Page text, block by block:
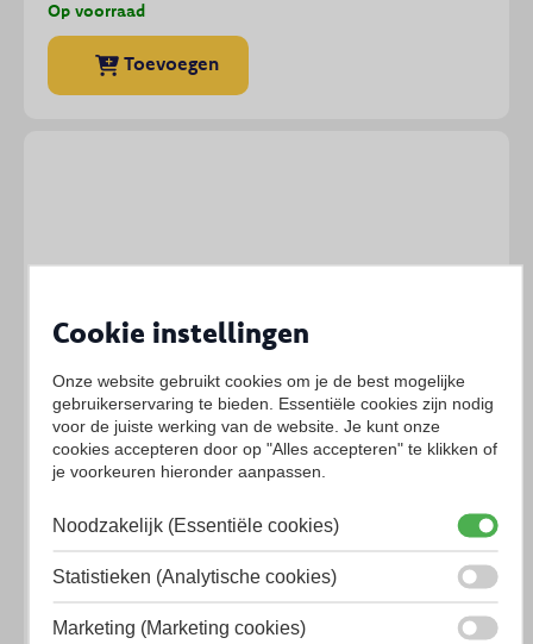
Op voorraad
Toevoegen
Blockit doseerpistool 210ml
Cookie instellingen
Onze website gebruikt cookies om je de best mogelijke
gebruikerservaring te bieden. Essentiële cookies zijn nodig
voor de juiste werking van de website. Je kunt onze
cookies accepteren door op "Alles accepteren" te klikken of
je voorkeuren hieronder aanpassen.
Noodzakelijk (Essentiële cookies)
Statistieken (Analytische cookies)
Marketing (Marketing cookies)